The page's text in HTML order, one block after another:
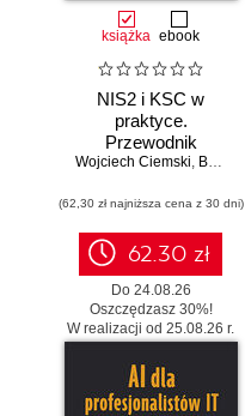
książka ebook
NIS2 i KSC w
praktyce.
Przewodnik
wdrożeniowy dla
Wojciech Ciemski, Bartłomiej Wieczorek
(62,30 zł najniższa cena z 30 dni)
62.30 zł
Do 24.08.26
Oszczędzasz 30%!
W realizacji od 25.08.26 r.